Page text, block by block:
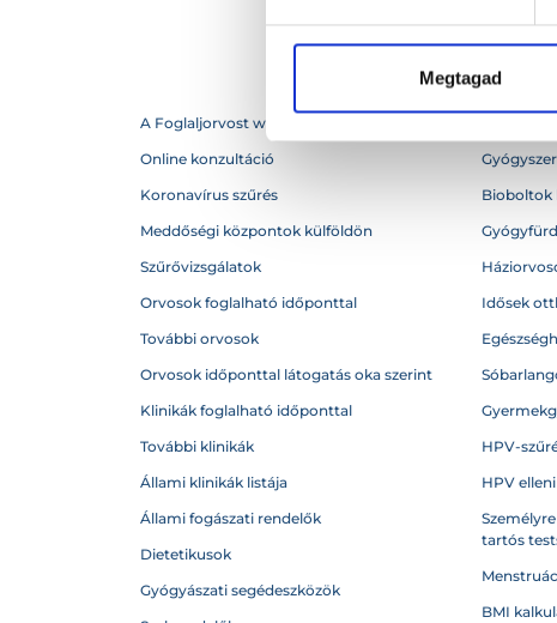
Megtagad
A Foglaljorvost webhelytérképe
Online konzultáció
Koronavírus szűrés
Meddőségi központok külföldön
Szűrővizsgálatok
Orvosok foglalható időponttal
További orvosok
Orvosok időponttal látogatás oka szerint
Klinikák foglalható időponttal
További klinikák
Állami klinikák listája
Állami fogászati rendelők
Dietetikusok
Gyógyászati segédeszközök
Bioboltok
Idősek
HPV-
HPV
tartós
BMI